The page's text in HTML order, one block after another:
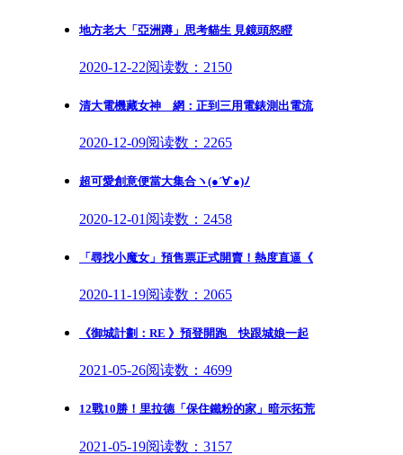
地方老大「亞洲蹲」思考貓生 見鏡頭怒瞪
2020-12-22阅读数：2150
清大電機藏女神 網：正到三用電錶測出電流
2020-12-09阅读数：2265
超可愛創意便當大集合ヽ(●´∀`●)ﾉ
2020-12-01 阅读数：2458
「尋找小魔女」預售票正式開賣！熱度直逼《
2020-11-19阅读数：2065
《御城計劃：RE 》預登開跑 快跟城娘一起
2021-05-26阅读数：4699
12戰10勝！里拉德「保住鐵粉的家」暗示拓荒
2021-05-19阅读数：3157